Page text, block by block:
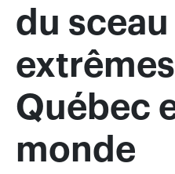
du sceau
Québec
monde